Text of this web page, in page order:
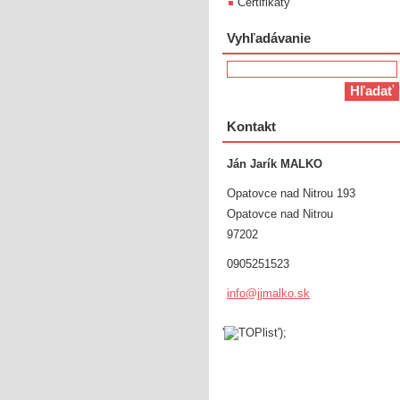
Vyhľadávanie
Kontakt
Ján Jarík MALKO
Opatovce nad Nitrou 193
Opatovce nad Nitrou
97202
0905251523
info@jjmalko.sk
' ');